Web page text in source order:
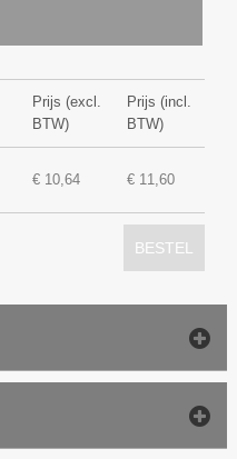
Prijs (excl.
BTW)
Prijs (incl.
BTW)
€ 10,64 € 11,60
BESTEL